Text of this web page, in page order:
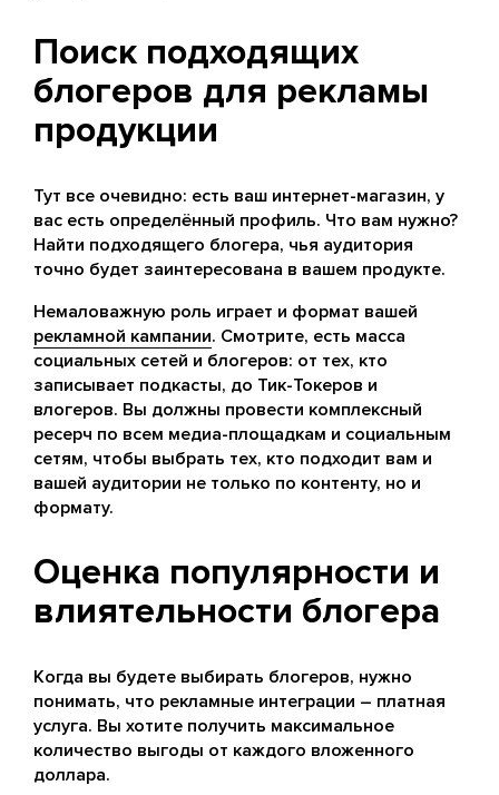
Поиск подходящих
блогеров для рекламы
продукции
Тут все очевидно: есть ваш интернет-магазин, у
вас есть определённый профиль. Что вам нужно?
Найти подходящего блогера, чья аудитория
точно будет заинтересована в вашем продукте.
Немаловажную роль играет и формат вашей
рекламной кампании. Смотрите, есть масса
социальных сетей и блогеров: от тех, кто
записывает подкасты, до Тик-Токеров и
влогеров. Вы должны провести комплексный
ресерч по всем медиа-площадкам и социальным
сетям, чтобы выбрать тех, кто подходит вам и
вашей аудитории не только по контенту, но и
формату.
Оценка популярности и
влиятельности блогера
Когда вы будете выбирать блогеров, нужно
понимать, что рекламные интеграции – платная
услуга. Вы хотите получить максимальное
количество выгоды от каждого вложенного
доллара.